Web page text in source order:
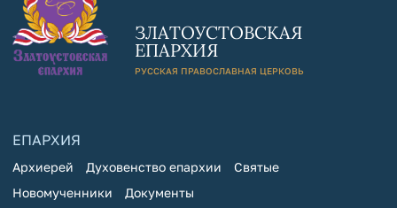
ЗЛАТОУСТОВСКАЯ
ЕПАРХИЯ
РУССКАЯ ПРАВОСЛАВНАЯ ЦЕРКОВЬ
ЕПАРХИЯ
Архиерей Духовенство епархии
Святые
Новомученники
Документы